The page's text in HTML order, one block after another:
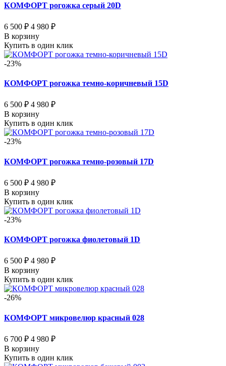
КОМФОРТ рогожка серый 20D
6 500 ₽ 4 980 ₽
В корзину
Купить в один клик
-23%
КОМФОРТ рогожка темно-коричневый 15D
6 500 ₽ 4 980 ₽
В корзину
Купить в один клик
-23%
КОМФОРТ рогожка темно-розовый 17D
6 500 ₽ 4 980 ₽
В корзину
Купить в один клик
-23%
КОМФОРТ рогожка фиолетовый 1D
6 500 ₽ 4 980 ₽
В корзину
Купить в один клик
-26%
КОМФОРТ микровелюр красный 028
6 700 ₽ 4 980 ₽
В корзину
Купить в один клик